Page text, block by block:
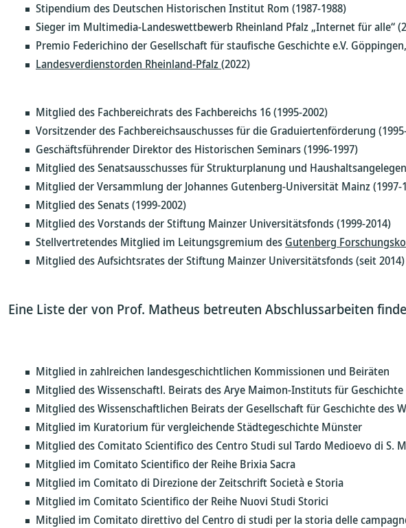
Stipendium des Deutschen Historischen Institut Rom (1987-1988)
Sieger im Multimedia-Landeswettbewerb Rheinland Pfalz „Internet für alle“
Premio Federichino der Gesellschaft für staufische Geschichte e.V.
Landesverdienstorden Rheinland-Pfalz(2022)
Mitglied des Fachbereichrats des Fachbereichs 16 (1995-2002)
Vorsitzender des Fachbereichsauschusses für die Graduiertenförderung
Geschäftsführender Direktor des Historischen Seminars (1996-1997)
Mitglied des Senatsausschusses für Strukturplanung und
Mitglied der Versammlung der Johannes Gutenberg-Universität Mainz (1997-
Mitglied des Senats (1999-2002)
Mitglied des Vorstands der Stiftung Mainzer Universitätsfonds (1999-2014)
Stellvertretendes Mitglied im Leitungsgremium des Gutenberg
Mitglied des Aufsichtsrates der Stiftung Mainzer Universitätsfonds (seit 2014)
Eine Liste der von Prof. Matheus betreuten Abschlussarbeiten
Mitglied in zahlreichen landesgeschichtlichen Kommissionen und Beiräten
Mitglied des Wissenschaftl. Beirats des Arye Maimon-Instituts für Geschichte
Mitglied des Wissenschaftlichen Beirats der Gesellschaft für Geschichte des
Mitglied im Kuratorium für vergleichende Städtegeschichte Münster
Mitglied des Comitato Scientifico des Centro Studi sul Tardo Medioevo di S.
Mitglied im Comitato Scientifico der Reihe Brixia Sacra
Mitglied im Comitato di Direzione der Zeitschrift Società e Storia
Mitglied im Comitato Scientifico der Reihe Nuovi Studi Storici
Mitglied im Comitato direttivo del Centro di studi per la storia delle